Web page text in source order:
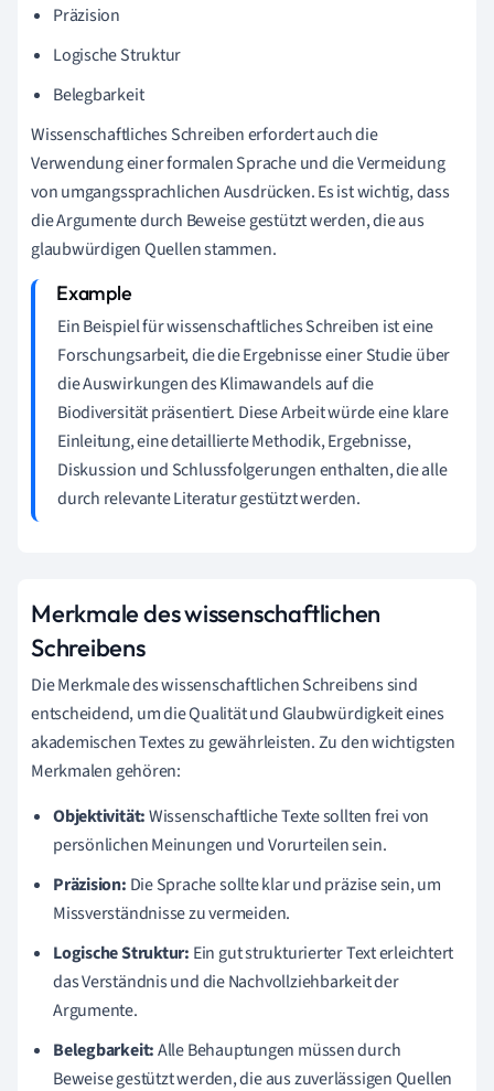
Präzision
Logische Struktur
Belegbarkeit
Wissenschaftliches Schreiben erfordert auch die
Verwendung einer formalen Sprache und die Vermeidung
von umgangssprachlichen Ausdrücken. Es ist wichtig, dass
die Argumente durch Beweise gestützt werden, die aus
glaubwürdigen Quellen stammen.
Ein Beispiel für wissenschaftliches Schreiben ist eine
Forschungsarbeit, die die Ergebnisse einer Studie über
die Auswirkungen des Klimawandels auf die
Biodiversität präsentiert. Diese Arbeit würde eine klare
Einleitung, eine detaillierte Methodik, Ergebnisse,
Diskussion und Schlussfolgerungen enthalten, die alle
durch relevante Literatur gestützt werden.
Merkmale des wissenschaftlichen
Schreibens
Die Merkmale des wissenschaftlichen Schreibens sind
entscheidend, um die Qualität und Glaubwürdigkeit eines
akademischen Textes zu gewährleisten. Zu den wichtigsten
Merkmalen gehören:
Objektivität:Wissenschaftliche Texte sollten frei von
persönlichen Meinungen und Vorurteilen sein.
Präzision: Die Sprache sollte klar und präzise sein, um
Missverständnisse zu vermeiden.
Logische Struktur: Ein gut strukturierter Text erleichtert
das Verständnis und die Nachvollziehbarkeit der
Argumente.
Belegbarkeit:Alle Behauptungen müssen durch
Beweise gestützt werden, die aus zuverlässigen Quellen